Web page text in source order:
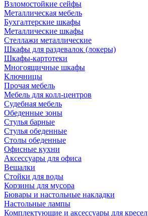
Взломостойкие сейфы
Металлическая мебель
Бухгалтерские шкафы
Металлические шкафы
Стеллажи металлические
Шкафы для раздевалок (локеры)
Шкафы-картотеки
Многоящичные шкафы
Ключницы
Прочая мебель
Мебель для колл-центров
Судебная мебель
Обеденные зоны
Стулья барные
Стулья обеденные
Столы обеденные
Офисные кухни
Аксессуары для офиса
Вешалки
Стойки для воды
Корзины для мусора
Бювары и настольные накладки
Настольные лампы
Комплектующие и аксессуары для кресел